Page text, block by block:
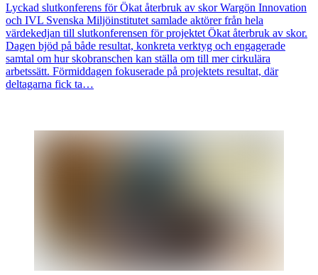
Lyckad slutkonferens för Ökat återbruk av skor Wargön Innovation
och IVL Svenska Miljöinstitutet samlade aktörer från hela
värdekedjan till slutkonferensen för projektet Ökat återbruk av skor.
Dagen bjöd på både resultat, konkreta verktyg och engagerade
samtal om hur skobranschen kan ställa om till mer cirkulära
arbetssätt. Förmiddagen fokuserade på projektets resultat, där
deltagarna fick ta…